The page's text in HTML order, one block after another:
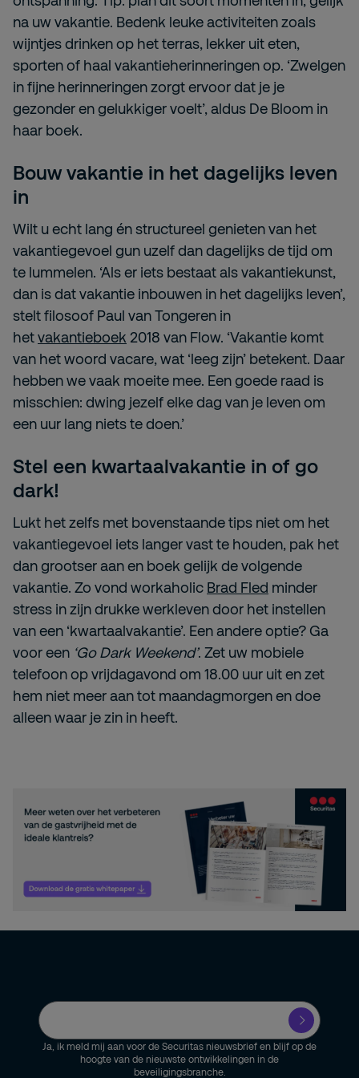
na uw vakantie. Bedenk leuke activiteiten zoals
wijntjes drinken op het terras, lekker uit eten,
sporten of haal vakantieherinneringen op. ‘Zwelgen
in fijne herinneringen zorgt ervoor dat je je
gezonder en gelukkiger voelt’, aldus De Bloom in
haar boek.
Bouw vakantie in het dagelijks leven
in
Wilt u echt lang én structureel genieten van het
vakantiegevoel gun uzelf dan dagelijks de tijd om
te lummelen. ‘Als er iets bestaat als vakantiekunst,
dan is dat vakantie inbouwen in het dagelijks leven’,
stelt filosoof Paul van Tongeren in
hetvakantieboek 2018 van Flow. ‘Vakantie komt
van het woord vacare, wat ‘leeg zijn’ betekent. Daar
hebben we vaak moeite mee. Een goede raad is
misschien: dwing jezelf elke dag van je leven om
een uur lang niets te doen.’
Stel een kwartaalvakantie in of go
dark!
Lukt het zelfs met bovenstaande tips niet om het
vakantiegevoel iets langer vast te houden, pak het
dan grootser aan en boek gelijk de volgende
vakantie. Zo vond workaholic Brad Fled minder
stress in zijn drukke werkleven door het instellen
van een ‘kwartaalvakantie’. Een andere optie? Ga
voor een ‘Go Dark Weekend’. Zet uw mobiele
telefoon op vrijdagavond om 18.00 uur uit en zet
hem niet meer aan tot maandagmorgen en doe
alleen waar je zin in heeft.
Ja, ik meld mij aan voor de Securitas nieuwsbrief en blijf op de
hoogte van de nieuwste ontwikkelingen in de
beveiligingsbranche.